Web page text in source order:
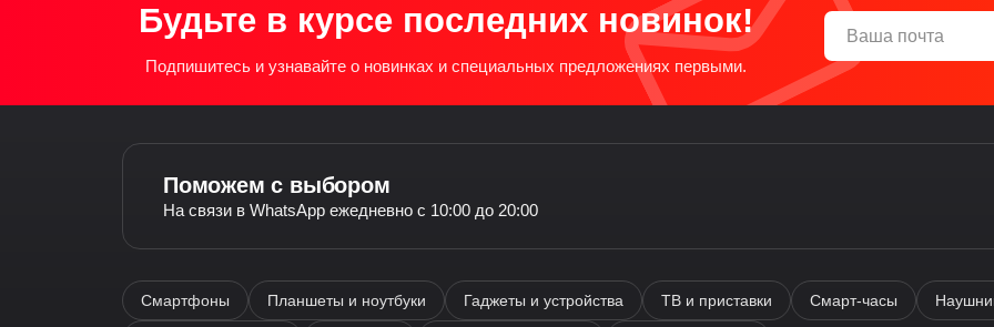
Будьте в курсе последних новинок!
Подпишитесь и узнавайте о новинках и специальных предложениях первыми.
Поможем с выбором
На связи в WhatsApp ежедневно с 10:00 до 20:00
Смартфоны Планшеты и ноутбуки Гаджеты и устройства ТВ и приставки Смарт-часы